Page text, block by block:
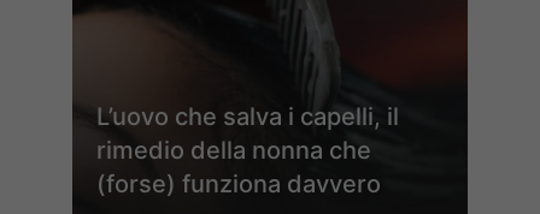
L’uovo che salva i capelli, il
rimedio della nonna che
(forse) funziona davvero